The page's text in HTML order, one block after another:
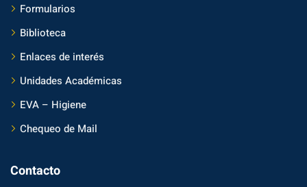
Formularios
Biblioteca
Enlaces de interés
Unidades Académicas
EVA – Higiene
Chequeo de Mail
Contacto